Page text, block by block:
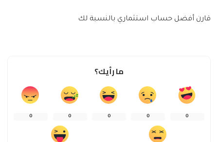
قارن أفضل حساب استثماري بالنسبة لك
ما رأيك؟
0
0
0
0
0